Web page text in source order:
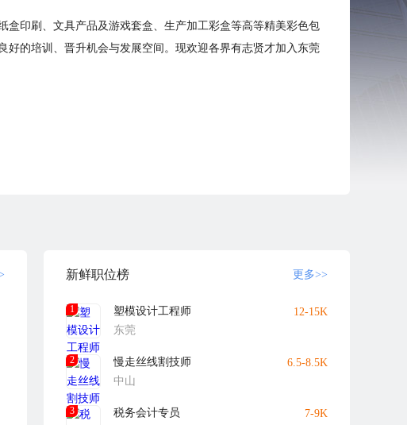
盒印刷、文具产品及游戏套盒、生产加工彩盒等高等精美彩色包
的培训、晋升机会与发展空间。现欢迎各界有志贤才加入东莞
新鲜职位榜 更多>>
1
塑模设计工程师
东莞
12-15K
2
慢走丝线割技师
中山
6.5-8.5K
3
税务会计专员
7-9K